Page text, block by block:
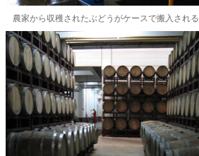
農家から収穫されたぶどうがケースで搬入される